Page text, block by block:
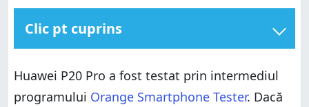
Clic pt cuprins
Selfie-uri și portrete
Fotografie cu pisici și alte animale 🙂
Huawei P20 Pro a fost testat prin intermediul
programului Orange Smartphone Tester. Dacă